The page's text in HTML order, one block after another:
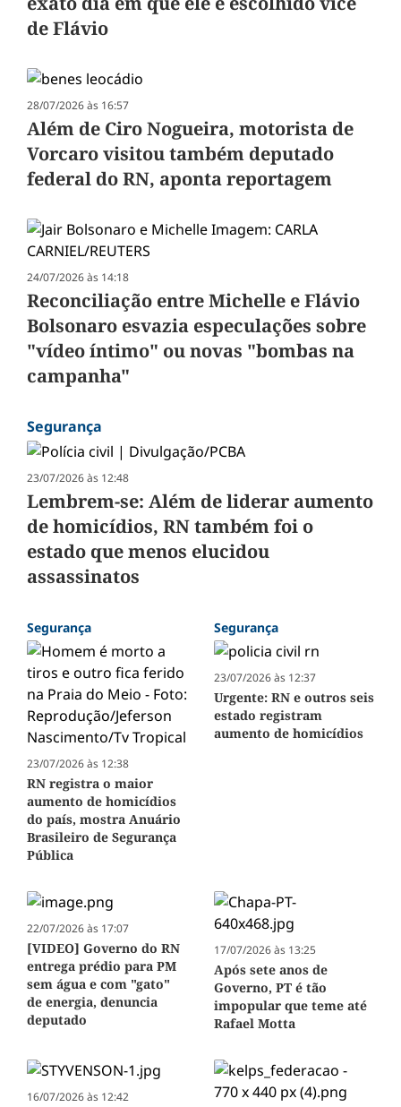
de Flávio
28/07/2026 às 16:57
Além de Ciro Nogueira, motorista de
Vorcaro visitou também deputado
federal do RN, aponta reportagem
24/07/2026 às 14:18
Reconciliação entre Michelle e Flávio
Bolsonaro esvazia especulações sobre
"vídeo íntimo" ou novas "bombas na
campanha"
Segurança
23/07/2026 às 12:48
Lembrem-se: Além de liderar aumento
de homicídios, RN também foi o
estado que menos elucidou
assassinatos
Segurança
23/07/2026 às 12:38
RN registra o maior
aumento de homicídios
do país, mostra Anuário
Brasileiro de Segurança
Pública
Segurança
23/07/2026 às 12:37
Urgente: RN e outros seis
estado registram
aumento de homicídios
22/07/2026 às 17:07
[VIDEO] Governo do RN
entrega prédio para PM
sem água e com "gato"
de energia, denuncia
deputado
17/07/2026 às 13:25
Após sete anos de
Governo, PT é tão
impopular que teme até
Rafael Motta
16/07/2026 às 12:42